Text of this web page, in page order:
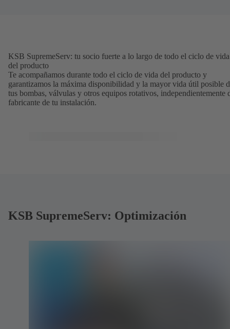
KSB SupremeServ: tu socio fuerte a lo largo de todo el ciclo de vida
del producto
Te acompañamos durante todo el ciclo de vida del producto y
garantizamos la máxima disponibilidad y la mayor vida útil posible
tus bombas, válvulas y otros equipos rotativos, independientemente
fabricante de tu instalación.
KSB SupremeServ: Optimización